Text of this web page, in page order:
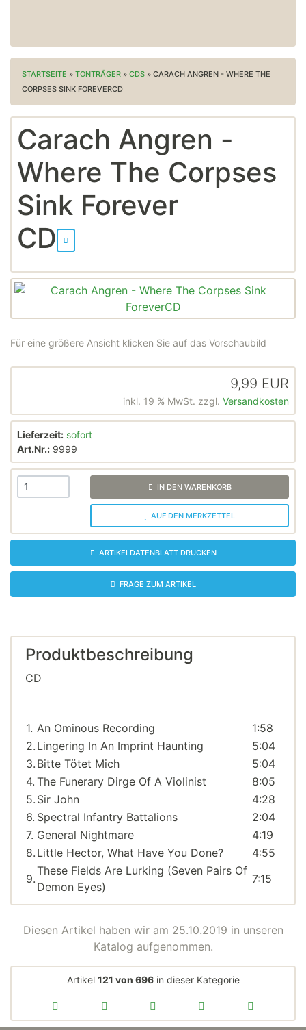
STARTSEITE » TONTRÄGER » CDS » CARACH ANGREN - WHERE THE
CORPSES SINK FOREVERCD
Carach Angren -
Where The Corpses
Sink Forever
CD
Für eine größere Ansicht klicken Sie auf das Vorschaubild
9,99 EUR
inkl. 19 % MwSt. zzgl. Versandkosten
Lieferzeit: sofort
Art.Nr.: 9999
IN DEN WARENKORB
AUF DEN MERKZETTEL
ARTIKELDATENBLATT DRUCKEN
FRAGE ZUM ARTIKEL
Produktbeschreibung
CD
1. An Ominous Recording
1:58
2. Lingering In An Imprint Haunting
5:04
3. Bitte Tötet Mich
5:04
4. The Funerary Dirge Of A Violinist
8:05
5. Sir John
4:28
6. Spectral Infantry Battalions
2:04
7. General Nightmare
4:19
8. Little Hector, What Have You Done?
4:55
9.
These Fields Are Lurking (Seven Pairs Of
Demon Eyes)
7:15
Diesen Artikel haben wir am 25.10.2019 in unseren
Katalog aufgenommen.
Artikel 121 von 696in dieser Kategorie